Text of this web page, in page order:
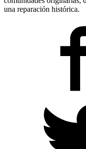
una reparación histórica.